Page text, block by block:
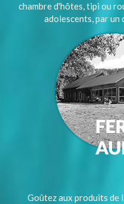
chambre d'hôtes, tipi ou
adolescents, par un
Goûtez aux produits de